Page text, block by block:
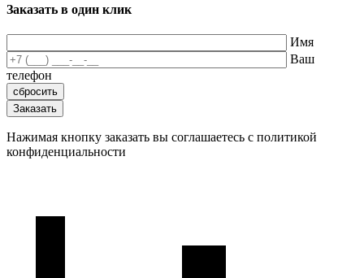
Заказать в один клик
Имя
Ваш
телефон
Нажимая кнопку заказать вы соглашаетесь с политикой
конфиденциальности